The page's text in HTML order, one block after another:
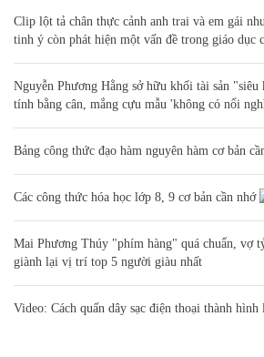
Clip lột tả chân thực cảnh anh trai và em gái
tinh ý còn phát hiện một vấn đề trong giáo dục
Nguyễn Phương Hằng sở hữu khối tài sản
tính bằng cân, mắng cựu mẫu 'không có nổi
Bảng công thức đạo hàm nguyên hàm cơ bản
Các công thức hóa học lớp 8, 9 cơ bản cần nhớ
Mai Phương Thúy "phím hàng" quá chuẩn, vợ
giành lại vị trí top 5 người giàu nhất
Video: Cách quấn dây sạc điện thoại thành hình